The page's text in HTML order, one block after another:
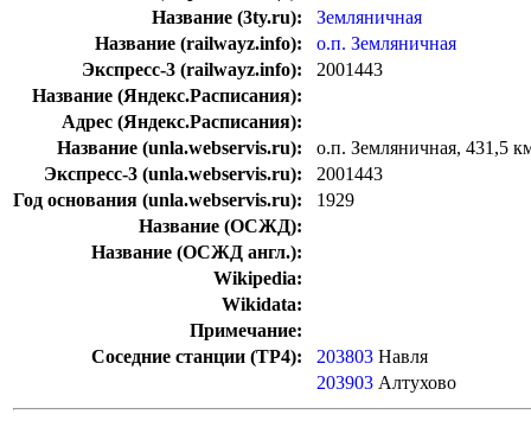
Название (3ty.ru):
Земляничная
Название (railwayz.info):
о.п. Земляничная
Экспресс-3 (railwayz.info):
2001443
Название (Яндекс.Расписания):
Адрес (Яндекс.Расписания):
Название (unla.webservis.ru):
о.п. Земляничная, 431,5
Экспресс-3 (unla.webservis.ru):
2001443
Год основания (unla.webservis.ru):
1929
Название (ОСЖД):
Название (ОСЖД англ.):
Wikipedia:
Wikidata:
Примечание:
Соседние станции (ТР4):
203803 Навля
203903 Алтухово